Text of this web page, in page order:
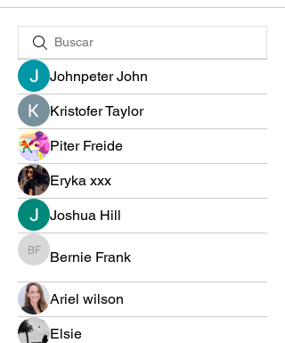
Johnpeter John
Kristofer Taylor
Piter Freide
Eryka xxx
Joshua Hill
Bernie Frank
Bernie Frank
Ariel wilson
Elsie